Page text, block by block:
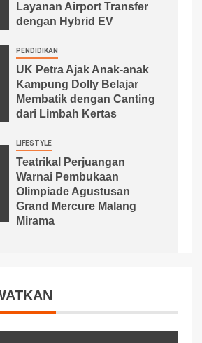
Layanan Airport Transfer
dengan Hybrid EV
PENDIDIKAN
UK Petra Ajak Anak-anak
Kampung Dolly Belajar
Membatik dengan Canting
dari Limbah Kertas
LIFESTYLE
Teatrikal Perjuangan
Warnai Pembukaan
Olimpiade Agustusan
Grand Mercure Malang
Mirama